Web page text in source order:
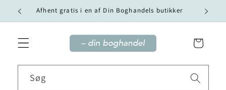
Gå til
indhold
Afhent gratis i en af Din Boghandels butikker Vi
Søg
Indkøbskurv